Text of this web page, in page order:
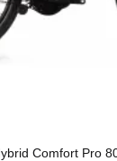
Comfort Pro